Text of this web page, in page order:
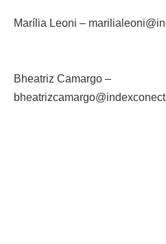
Marília Leoni –
Bheatriz Camargo –